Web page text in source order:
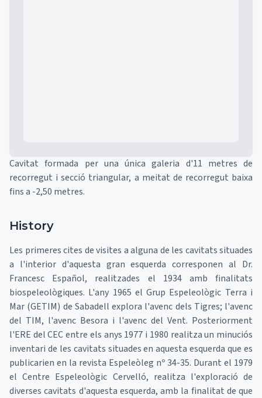
Cavitat formada per una única galeria d'11 metres de
recorregut i secció triangular, a meitat de recorregut baixa
fins a -2,50 metres.
History
Les primeres cites de visites a alguna de les cavitats situades
a l'interior d'aquesta gran esquerda corresponen al Dr.
Francesc Español, realitzades el 1934 amb finalitats
biospeleològiques. L'any 1965 el Grup Espeleològic Terra i
Mar (GETIM) de Sabadell explora l'avenc dels Tigres; l'avenc
del TIM, l'avenc Besora i l'avenc del Vent. Posteriorment
l'ERE del CEC entre els anys 1977 i 1980 realitza un minuciós
inventari de les cavitats situades en aquesta esquerda que es
publicarien en la revista Espeleòleg nº 34-35. Durant el 1979
el Centre Espeleològic Cervelló, realitza l'exploració de
diverses cavitats d'aquesta esquerda, amb la finalitat de que